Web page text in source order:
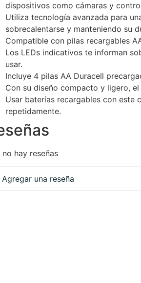
dispositivos como cámaras y
Utiliza tecnología avanzada para
sobrecalentarse y manteniendo su
Compatible con pilas recargables
Los LEDs indicativos te informan
usar.
Incluye 4 pilas AA Duracell
Con su diseño compacto y ligero,
Usar baterías recargables con este
repetidamente.
no hay reseñas
Agregar una reseña